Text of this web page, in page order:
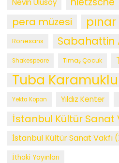
Nevin Ulusoy
pera müzesi
Rönesans Sabahattin
Shakespeare Timaş Çocuk
Tuba Karamuklu
Yekta Kopan Yıldız Kenter
İstanbul Kültür Sanat
İstanbul Kültür Sanat Vakfı
İthaki Yayınları